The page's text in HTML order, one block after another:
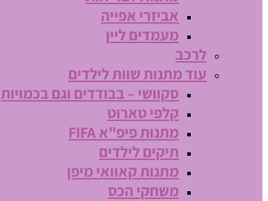
אביזרי אפייה
מעמדים ליין
לרכב
עוד מתנות שוות לילדים
סקוושי – בבודדים וגם בכמויות
קלפי טארוט
מתנות פיפ"א FIFA
תיקים לילדים
מתנות קאוואי מיפן
משחקי הכס